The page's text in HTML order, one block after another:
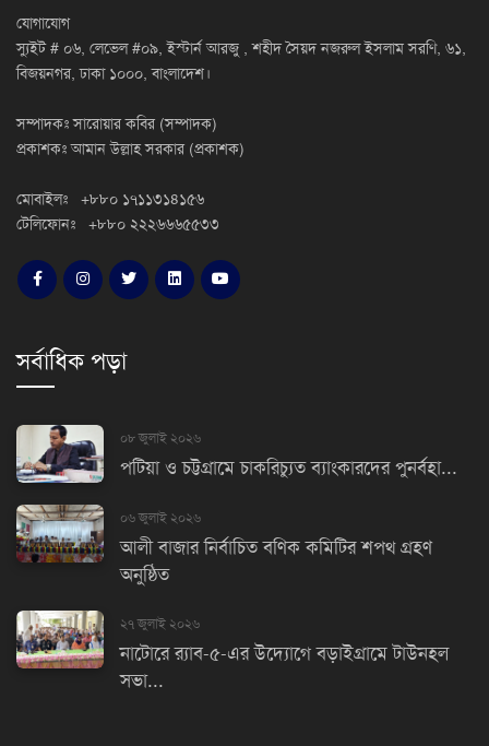
যোগাযোগ
স্যুইট # ০৬, লেভেল #০৯, ইস্টার্ন আরজু , শহীদ সৈয়দ নজরুল ইসলাম সরণি, ৬১,
বিজয়নগর, ঢাকা ১০০০, বাংলাদেশ।
সম্পাদকঃ সারোয়ার কবির (সম্পাদক)
প্রকাশকঃ আমান উল্লাহ সরকার (প্রকাশক)
মোবাইলঃ +৮৮০ ১৭১১৩১৪১৫৬
টেলিফোনঃ +৮৮০ ২২২৬৬৬৫৫৩৩
সর্বাধিক পড়া
০৮ জুলাই ২০২৬
পটিয়া ও চট্টগ্রামে চাকরিচ্যুত ব্যাংকারদের পুনর্বহা...
০৬ জুলাই ২০২৬
আলী বাজার নির্বাচিত বণিক কমিটির শপথ গ্রহণ
অনুষ্ঠিত
২৭ জুলাই ২০২৬
নাটোরে র‌্যাব-৫-এর উদ্যোগে বড়াইগ্রামে টাউনহল
সভা...